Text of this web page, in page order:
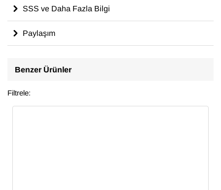
SSS ve Daha Fazla Bilgi
Paylaşım
Benzer Ürünler
Filtrele: